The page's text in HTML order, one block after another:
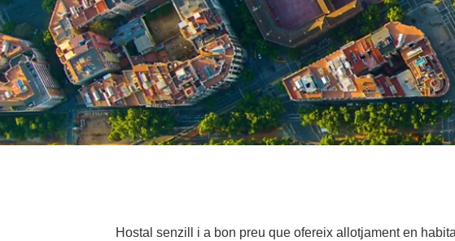
Hostal senzill i a bon preu que ofereix allotjament en